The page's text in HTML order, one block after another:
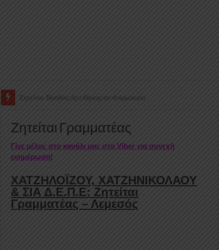
Ζητείται Βοηθός Αποθήκης σε Φαρμακείο
Ζητείται Γραμματέας
Γίνε μέλος στο κανάλι μας στο Viber για συνεχή
ενημέρωση!
ΧΑΤΖΗΛΟΪΖΟΥ, ΧΑΤΖΗΝΙΚΟΛΑΟΥ
& ΣΙΑ Δ.Ε.Π.Ε: Ζητείται
Γραμματέας – Λεμεσός